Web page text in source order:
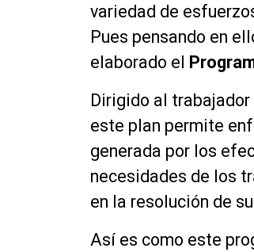
variedad de
Pues pensando en
elaborado el
Dirigido al
este plan permite
generada por los
necesidades de los
en la resolución de
Así es como este